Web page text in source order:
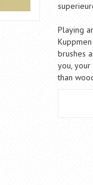
Playing
brushes
you,
than